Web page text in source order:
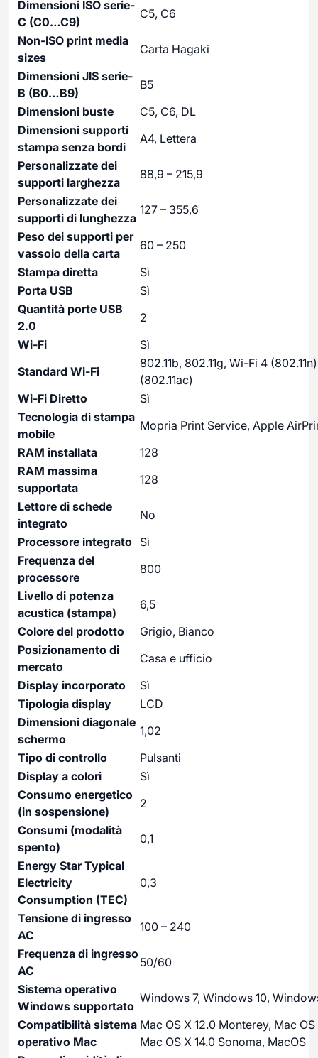
Dimensioni ISO serie-
C (C0…C9)
C5, C6
Non-ISO print media
sizes
Carta Hagaki
Dimensioni JIS serie-
B (B0…B9)
B5
Dimensioni buste
C5, C6, DL
Dimensioni supporti
stampa senza bordi
A4, Lettera
Personalizzate dei
supporti larghezza
88,9 – 215,9
Personalizzate dei
supporti di lunghezza
127 – 355,6
Peso dei supporti per
vassoio della carta
60 – 250
Stampa diretta
Sì
Porta USB
Sì
Quantità porte USB
2.0
2
Wi-Fi
Sì
Standard Wi-Fi
802.11b, 802.11g, Wi-Fi 4
(802.11ac)
Wi-Fi Diretto
Sì
Tecnologia di stampa
mobile
Mopria Print Service, Apple
RAM installata
128
RAM massima
supportata
128
Lettore di schede
integrato
No
Processore integrato Sì
Frequenza del
processore
800
Livello di potenza
acustica (stampa)
6,5
Colore del prodotto
Grigio, Bianco
Posizionamento di
mercato
Casa e ufficio
Display incorporato
Sì
Tipologia display
LCD
Dimensioni diagonale
schermo
1,02
Tipo di controllo
Pulsanti
Display a colori
Sì
Consumo energetico
(in sospensione)
2
Consumi (modalità
spento)
0,1
Energy Star Typical
Electricity
Consumption (TEC)
0,3
Tensione di ingresso
AC
100 – 240
Frequenza di ingresso
AC
50/60
Sistema operativo
Windows supportato
Windows 7, Windows 10,
Compatibilità sistema
operativo Mac
Mac OS X 12.0 Monterey, Mac
Mac OS X 14.0 Sonoma, MacOS